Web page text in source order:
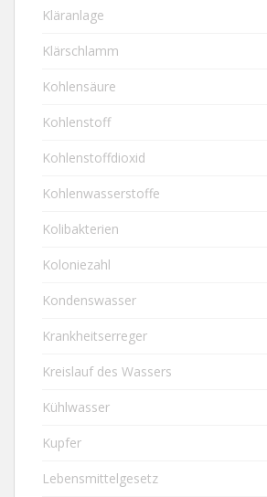
Kläranlage
Klärschlamm
Kohlensäure
Kohlenstoff
Kohlenstoffdioxid
Kohlenwasserstoffe
Kolibakterien
Koloniezahl
Kondenswasser
Krankheitserreger
Kreislauf des Wassers
Kühlwasser
Kupfer
Lebensmittelgesetz